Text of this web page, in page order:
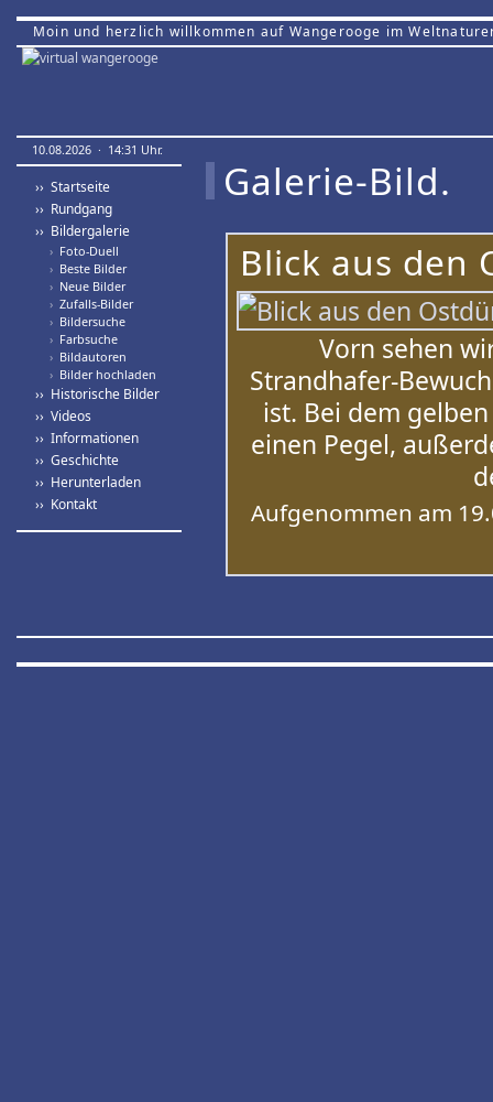
Moin und herzlich willkommen auf Wangerooge im
10.08.2026 · 14:31 Uhr.
›› Startseite
›› Rundgang
›› Bildergalerie
› Foto-Duell
› Beste Bilder
› Neue Bilder
› Zufalls-Bilder
› Bildersuche
› Farbsuche
› Bildautoren
› Bilder hochladen
›› Historische Bilder
›› Videos
›› Informationen
›› Geschichte
›› Herunterladen
›› Kontakt
Galerie-Bild.
Blick aus den
Vorn sehen
Strandhafer-
ist. Bei dem
einen Pegel,
Aufgenommen am